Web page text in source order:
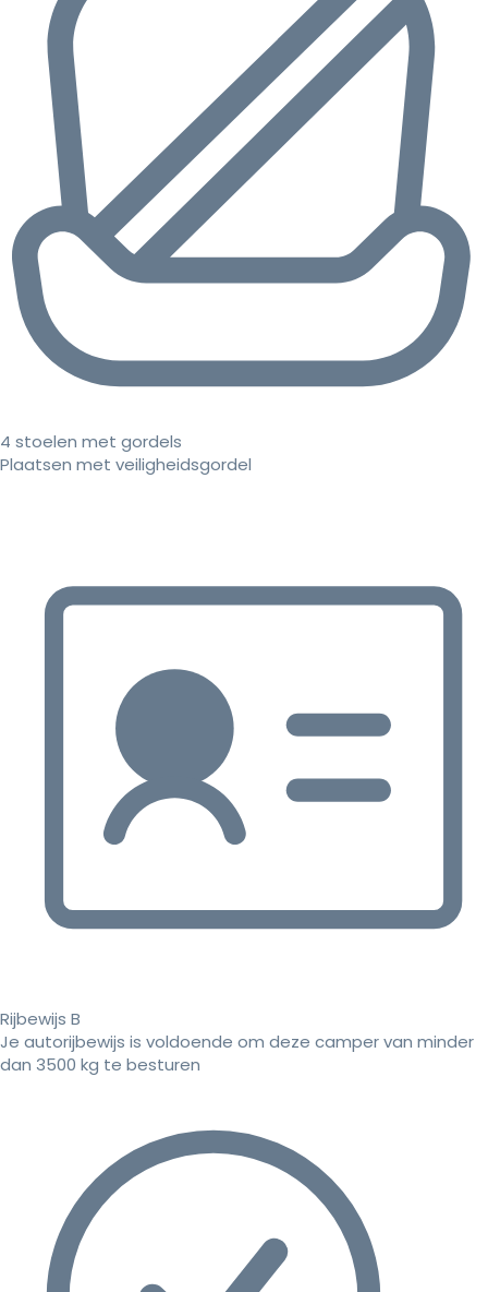
4 stoelen met gordels
Plaatsen met veiligheidsgordel
Rijbewijs B
Je autorijbewijs is voldoende om deze camper van minder
dan 3500 kg te besturen